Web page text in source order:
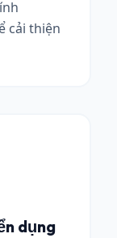
cải thiện
dụng